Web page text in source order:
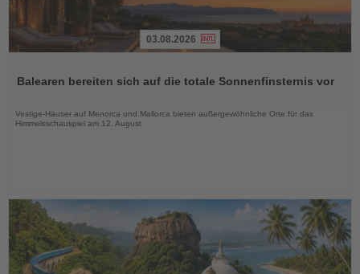
die
03.08.2026
Balearen bereiten sich auf die totale Sonnenfinsternis vor
Vestige-Häuser auf Menorca und Mallorca bieten außergewöhnliche Orte für das
Himmelsschauspiel am 12. August